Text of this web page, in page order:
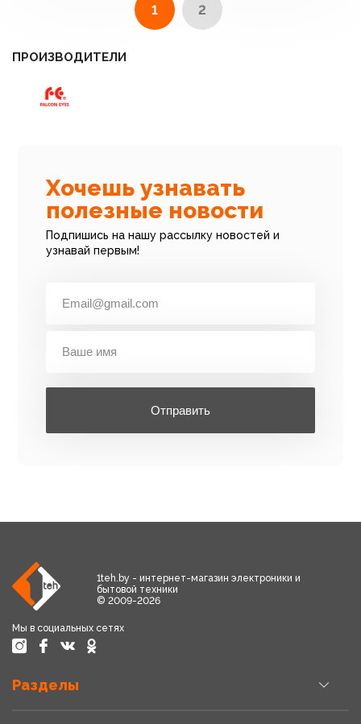
1 2
ПРОИЗВОДИТЕЛИ
Хочешь узнавать
полезные новости
Подпишись на нашу рассылку новостей и
узнавай первым!
Отправить
1teh.by - интернет-магазин электроники и
бытовой техники
© 2009-2026
Мы в социальных сетях
Разделы